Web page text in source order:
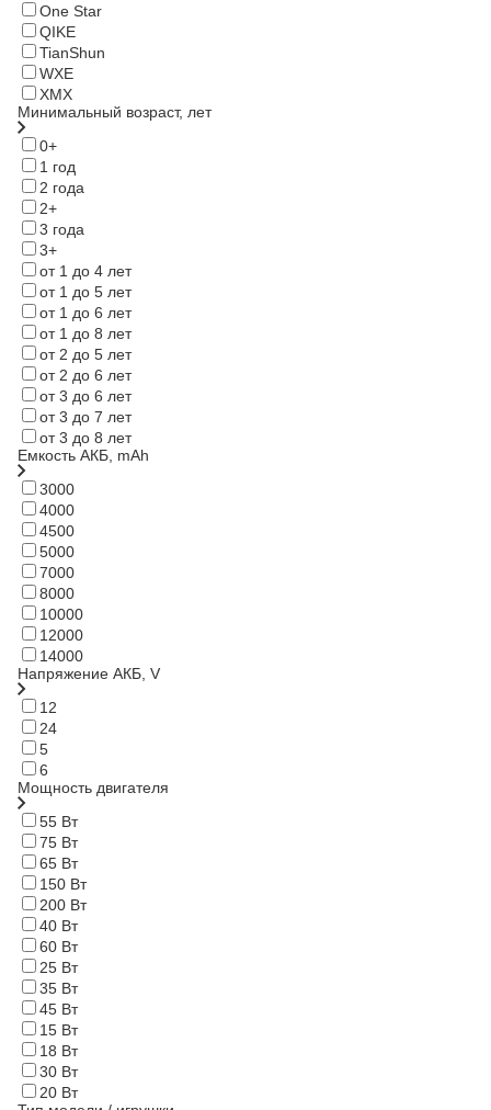
One Star
QIKE
TianShun
WXE
XMX
Минимальный возраст, лет
0+
1 год
2 года
2+
3 года
3+
от 1 до 4 лет
от 1 до 5 лет
от 1 до 6 лет
от 1 до 8 лет
от 2 до 5 лет
от 2 до 6 лет
от 3 до 6 лет
от 3 до 7 лет
от 3 до 8 лет
Емкость АКБ, mAh
3000
4000
4500
5000
7000
8000
10000
12000
14000
Напряжение АКБ, V
12
24
5
6
Мощность двигателя
55 Вт
75 Вт
65 Вт
150 Вт
200 Вт
40 Вт
60 Вт
25 Вт
35 Вт
45 Вт
15 Вт
18 Вт
30 Вт
20 Вт